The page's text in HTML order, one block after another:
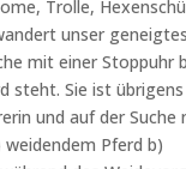
Trolle,
unser
mit einer Stoppuhr
steht. Sie ist
und auf der Suche
Pferd b)